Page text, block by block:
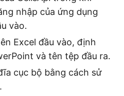
nhập của ứng dụng
vào.
Excel đầu vào, định
và tên tệp đầu ra.
cục bộ bằng cách sử